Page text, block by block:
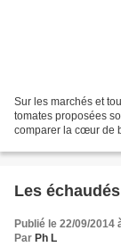
Sur les marchés et
tomates proposées
comparer la cœur de
Les
Publié le 22/09/2014
Par Ph L